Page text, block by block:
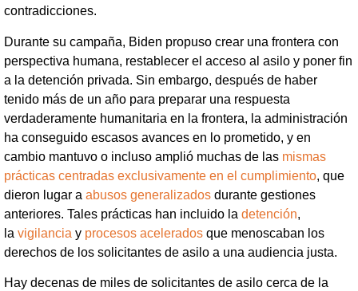
contradicciones.
Durante su campaña, Biden propuso crear una frontera con
perspectiva humana, restablecer el acceso al asilo y poner fin
a la detención privada. Sin embargo, después de haber
tenido más de un año para preparar una respuesta
verdaderamente humanitaria en la frontera, la administración
ha conseguido escasos avances en lo prometido, y en
cambio mantuvo o incluso amplió muchas de las mismas
prácticas centradas exclusivamente en el cumplimiento, que
dieron lugar a abusos generalizados durante gestiones
anteriores. Tales prácticas han incluido la detención,
la vigilancia y procesos acelerados que menoscaban los
derechos de los solicitantes de asilo a una audiencia justa.
Hay decenas de miles de solicitantes de asilo cerca de la